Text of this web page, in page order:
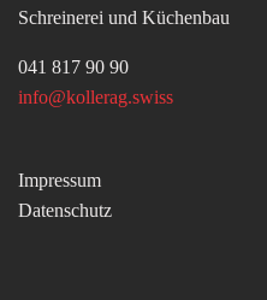
Schreinerei und Küchenbau
041 817 90 90
info@kollerag.swiss
Impressum
Datenschutz